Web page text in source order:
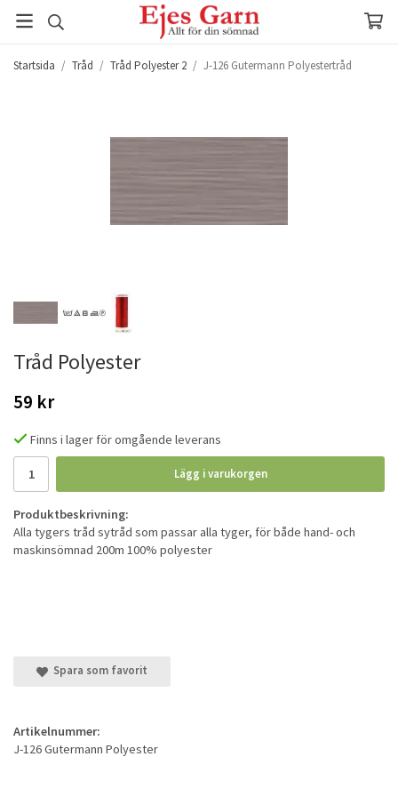
Startsida / Tråd / Tråd Polyester 2 / J-126 Gutermann Polyestertråd
Tråd Polyester
59 kr
Finns i lager för omgående leverans
Lägg i varukorgen
Produktbeskrivning:
Alla tygers tråd sytråd som passar alla tyger, för både hand- och
maskinsömnad 200m 100% polyester
Spara som favorit
Artikelnummer:
J-126 Gutermann Polyester